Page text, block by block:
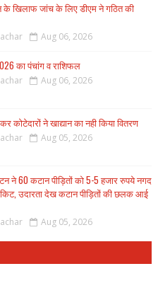
के खिलाफ जांच के लिए डीएम ने गठित की
Aug 06, 2026
का पंचांग व राशिफल
Aug 06, 2026
कोटेदारों ने खाद्यान का नही किया वितरण
Aug 05, 2026
ने 60 कटान पीड़ितों को 5-5 हजार रुपये नगद
उदारता देख कटान पीड़ितों की छलक आई
Aug 05, 2026